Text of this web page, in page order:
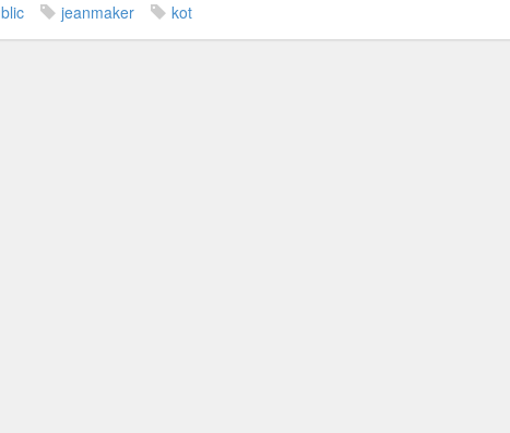
jeanmaker kot